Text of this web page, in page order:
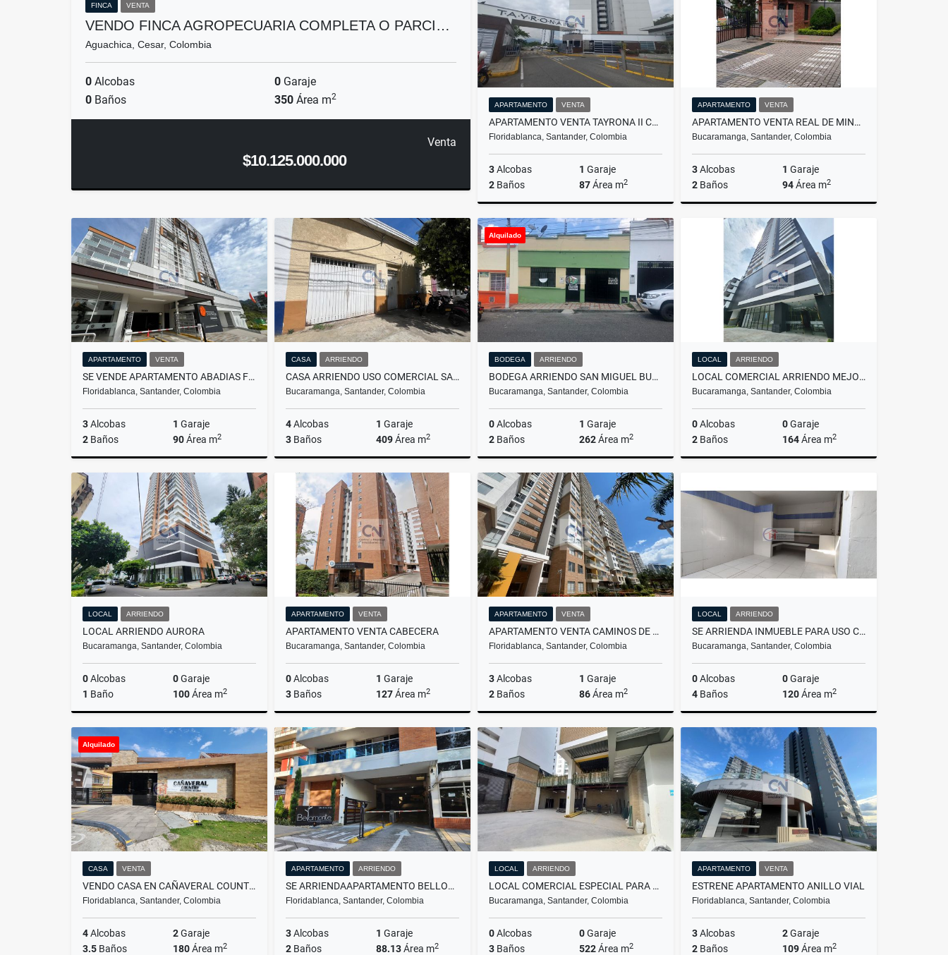
FINCA VENTA
VENDO FINCA AGROPECUARIA COMPLETA O PARCI…
Aguachica, Cesar, Colombia
0 Alcobas 0 Garaje
0 Baños 350 Área m2
Venta
$10.125.000.000
APARTAMENTO VENTA
APARTAMENTO VENTA TAYRONA II CAÑAVERAL
Floridablanca, Santander, Colombia
3Alcobas 1 Garaje
2 Baños 87Área m2
Venta
$450.000.000
APARTAMENTO VENTA
APARTAMENTO VENTA REAL DE MINAS
Bucaramanga, Santander, Colombia
3Alcobas 1 Garaje
2 Baños 94Área m2
$480.000.000
APARTAMENTO VENTA
SE VENDE APARTAMENTO ABADIAS FLORIDABLANCA
Floridablanca, Santander, Colombia
3Alcobas 1 Garaje
2 Baños 90Área m2
Venta
$460.000.000
CASA ARRIENDO
CASA ARRIENDO USO COMERCIAL SAN FRANCISO
Bucaramanga, Santander, Colombia
4Alcobas 1 Garaje
3 Baños 409Área m2
Arriendo
$6.000.000
Alquilado
BODEGA ARRIENDO
BODEGA ARRIENDO SAN MIGUEL BUCARAMANGA
Bucaramanga, Santander, Colombia
0Alcobas 1 Garaje
2 Baños 262Área m2
Arriendo
$3.000.000
LOCAL ARRIENDO
LOCAL COMERCIAL ARRIENDO MEJORAS PUBLICAS
Bucaramanga, Santander, Colombia
0Alcobas 0Garaje
2 Baños 164Área m2
$17.000.000
LOCAL ARRIENDO
LOCAL ARRIENDO AURORA
Bucaramanga, Santander, Colombia
0Alcobas 0Garaje
1 Baño 100Área m2
Arriendo
$9.000.000
APARTAMENTO VENTA
APARTAMENTO VENTA CABECERA
Bucaramanga, Santander, Colombia
0Alcobas 1 Garaje
3 Baños 127Área m2
Venta
$440.000.000
APARTAMENTO VENTA
APARTAMENTO VENTA CAMINOS DE PROVVIDENZA
Floridablanca, Santander, Colombia
3Alcobas 1 Garaje
2 Baños 86Área m2
Venta
$440.000.000
LOCAL ARRIENDO
SE ARRIENDA INMUEBLE PARA USO COMERCIAL
Bucaramanga, Santander, Colombia
0Alcobas 0Garaje
4 Baños 120Área m2
Arriendo
$4.500.000
Alquilado
CASA VENTA
VENDO CASA EN CAÑAVERAL COUNTRY
Floridablanca, Santander, Colombia
4Alcobas 2Garaje
3.5 Baños 180Área m2
APARTAMENTO ARRIENDO
SE ARRIENDAAPARTAMENTO BELLOMONTE FLORIDABLANCA
Floridablanca, Santander, Colombia
3Alcobas 1 Garaje
2 Baños 88.13Área m2
LOCAL ARRIENDO
LOCAL COMERCIAL ESPECIAL PARA SUPERMERCADOS- ALMACENES
Bucaramanga, Santander, Colombia
0Alcobas 0Garaje
3 Baños 522Área m2
APARTAMENTO VENTA
ESTRENE APARTAMENTO ANILLO VIAL
Floridablanca, Santander, Colombia
3Alcobas 2Garaje
2 Baños 109Área m2